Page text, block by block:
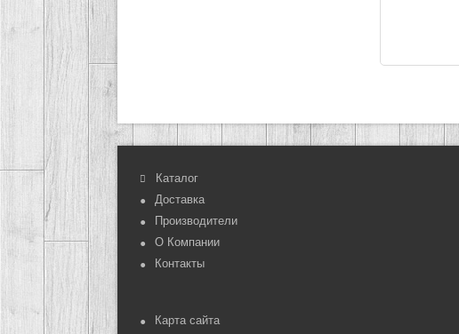
Каталог
Доставка
Производители
О Компании
Контакты
Карта сайта